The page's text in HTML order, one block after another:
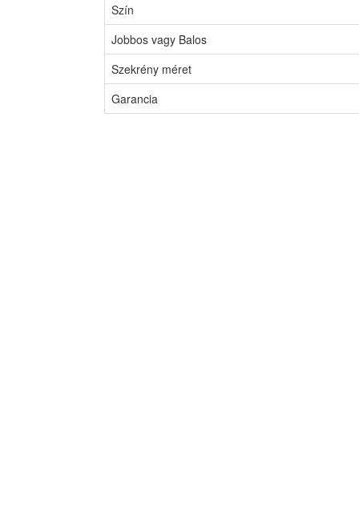
Szín
Jobbos vagy Balos
Szekrény méret
Garancia